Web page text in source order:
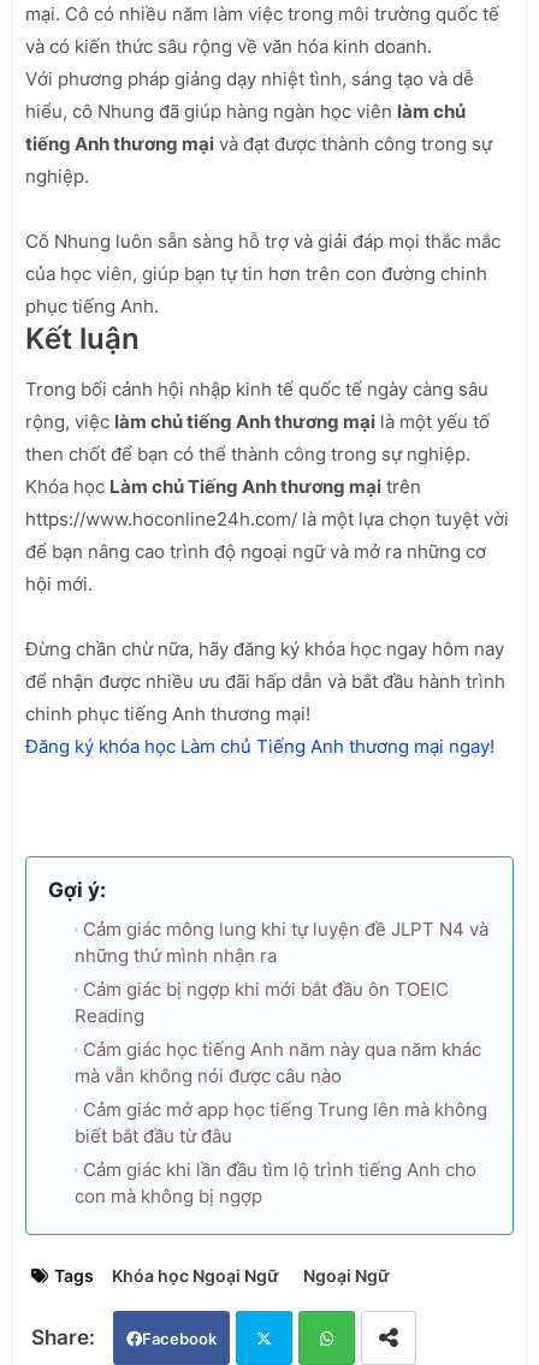
mại. Cô có nhiều năm làm việc trong môi trường quốc tế
và có kiến thức sâu rộng về văn hóa kinh doanh.
Với phương pháp giảng dạy nhiệt tình, sáng tạo và dễ
hiểu, cô Nhung đã giúp hàng ngàn học viên làm chủ
tiếng Anh thương mại và đạt được thành công trong sự
nghiệp.
Cô Nhung luôn sẵn sàng hỗ trợ và giải đáp mọi thắc mắc
của học viên, giúp bạn tự tin hơn trên con đường chinh
phục tiếng Anh.
Kết luận
Trong bối cảnh hội nhập kinh tế quốc tế ngày càng sâu
rộng, việc làm chủ tiếng Anh thương mại là một yếu tố
then chốt để bạn có thể thành công trong sự nghiệp.
Khóa học Làm chủ Tiếng Anh thương mại trên
https://www.hoconline24h.com/ là một lựa chọn tuyệt vời
để bạn nâng cao trình độ ngoại ngữ và mở ra những cơ
hội mới.
Đừng chần chừ nữa, hãy đăng ký khóa học ngay hôm nay
để nhận được nhiều ưu đãi hấp dẫn và bắt đầu hành trình
chinh phục tiếng Anh thương mại!
Đăng ký khóa học Làm chủ Tiếng Anh thương mại ngay!
Gợi ý:
Cảm giác mông lung khi tự luyện đề JLPT N4 và
những thứ mình nhận ra
Cảm giác bị ngợp khi mới bắt đầu ôn TOEIC
Reading
Cảm giác học tiếng Anh năm này qua năm khác
mà vẫn không nói được câu nào
Cảm giác mở app học tiếng Trung lên mà không
biết bắt đầu từ đâu
Cảm giác khi lần đầu tìm lộ trình tiếng Anh cho
con mà không bị ngợp
Tags Khóa học Ngoại Ngữ Ngoại Ngữ
Facebook